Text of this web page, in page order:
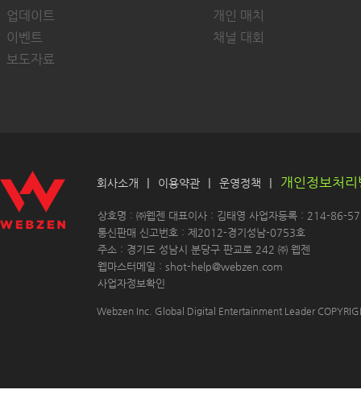
업데이트
이벤트
보도자료
개인 매치
채널 대회
회사소개 | 이용약관 | 운영정책 | 개인정보처
상호명 : ㈜웹젠 대표이사 : 김태영 사업자등록 : 214-86-
통신판매 신고번호 : 제2012-경기성남-0753호
주소 : 경기도 성남시 분당구 판교로 242 ㈜ 웹젠
웹마스터메일 : shot-help@webzen.com
사업자정보확인
Webzen Inc. Global Digital Entertainment Leader